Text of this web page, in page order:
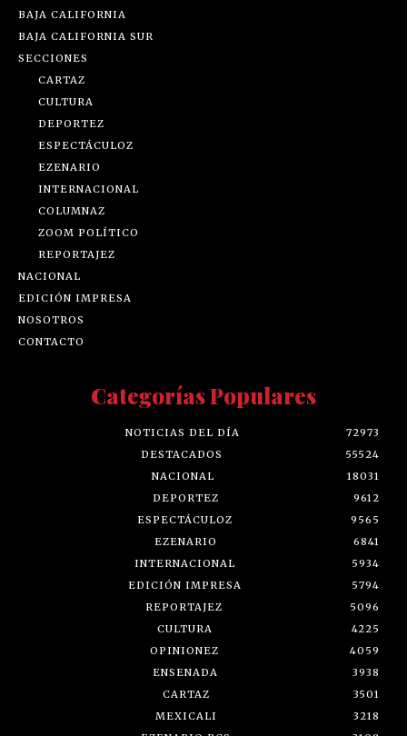
BAJA CALIFORNIA
BAJA CALIFORNIA SUR
SECCIONES
CARTAZ
CULTURA
DEPORTEZ
ESPECTÁCULOZ
EZENARIO
INTERNACIONAL
COLUMNAZ
ZOOM POLÍTICO
REPORTAJEZ
NACIONAL
EDICIÓN IMPRESA
NOSOTROS
CONTACTO
Categorías Populares
NOTICIAS DEL DÍA
72973
DESTACADOS
55524
NACIONAL
18031
DEPORTEZ
9612
ESPECTÁCULOZ
9565
EZENARIO
6841
INTERNACIONAL
5934
EDICIÓN IMPRESA
5794
REPORTAJEZ
5096
CULTURA
4225
OPINIONEZ
4059
ENSENADA
3938
CARTAZ
3501
MEXICALI
3218